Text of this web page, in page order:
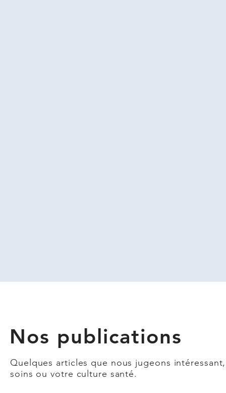
Nos publications
Quelques articles que nous jugeons intéressant
soins ou votre culture santé.